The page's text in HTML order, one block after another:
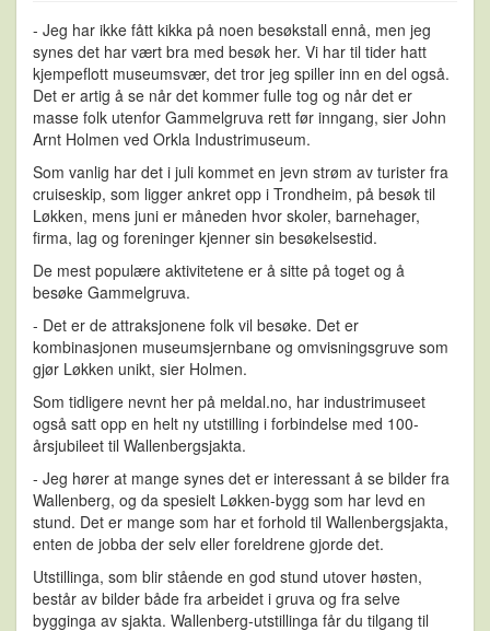
- Jeg har ikke fått kikka på noen besøkstall ennå, men jeg
synes det har vært bra med besøk her. Vi har til tider hatt
kjempeflott museumsvær, det tror jeg spiller inn en del også.
Det er artig å se når det kommer fulle tog og når det er
masse folk utenfor Gammelgruva rett før inngang, sier John
Arnt Holmen ved Orkla Industrimuseum.
Som vanlig har det i juli kommet en jevn strøm av turister fra
cruiseskip, som ligger ankret opp i Trondheim, på besøk til
Løkken, mens juni er måneden hvor skoler, barnehager,
firma, lag og foreninger kjenner sin besøkelsestid.
De mest populære aktivitetene er å sitte på toget og å
besøke Gammelgruva.
- Det er de attraksjonene folk vil besøke. Det er
kombinasjonen museumsjernbane og omvisningsgruve som
gjør Løkken unikt, sier Holmen.
Som tidligere nevnt her på meldal.no, har industrimuseet
også satt opp en helt ny utstilling i forbindelse med 100-
årsjubileet til Wallenbergsjakta.
- Jeg hører at mange synes det er interessant å se bilder fra
Wallenberg, og da spesielt Løkken-bygg som har levd en
stund. Det er mange som har et forhold til Wallenbergsjakta,
enten de jobba der selv eller foreldrene gjorde det.
Utstillinga, som blir stående en god stund utover høsten,
består av bilder både fra arbeidet i gruva og fra selve
bygginga av sjakta. Wallenberg-utstillinga får du tilgang til